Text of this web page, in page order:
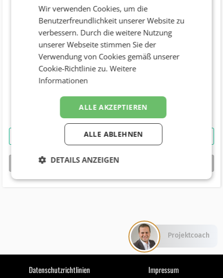
E-Mail
johanna.knaus@and-us.com
Funktion
Director Growth Consulting
Telefonnummer
Johanna Knauskontaktieren
bizbook-Profil vonJohanna Knaus
Datenschutzrichtlinien Impressum
Wir verwenden Cookies, um die
Benutzerfreundlichkeit unserer Website zu
verbessern. Durch die weitere Nutzung
unserer Webseite stimmen Sie der
Verwendung von Cookies gemäß unserer
Cookie-Richtlinie zu.Weitere
Informationen
ALLE AKZEPTIEREN
ALLE ABLEHNEN
DETAILS ANZEIGEN
Projektcoach